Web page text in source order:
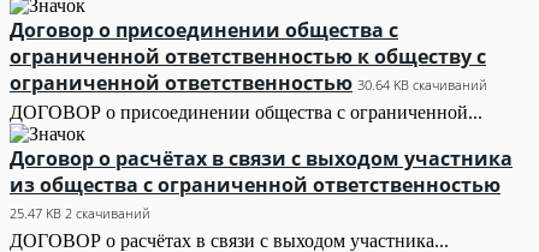
Договор о присоединении общества с
ограниченной ответственностью к обществу с
ограниченной ответственностью 30.64 KB скачиваний
ДОГОВОР о присоединении общества с ограниченной...
Договор о расчётах в связи с выходом участника
из общества с ограниченной ответственностью
25.47 KB 2 скачиваний
ДОГОВОР о расчётах в связи с выходом участника...